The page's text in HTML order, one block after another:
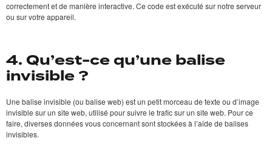
correctement et de manière interactive. Ce code est exécuté sur notre serveur
ou sur votre appareil.
4. Qu’est-ce qu’une balise
invisible ?
Une balise invisible (ou balise web) est un petit morceau de texte ou d’image
invisible sur un site web, utilisé pour suivre le trafic sur un site web. Pour ce
faire, diverses données vous concernant sont stockées à l’aide de balises
invisibles.